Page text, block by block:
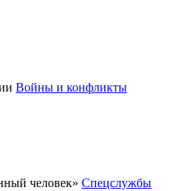
Войны и конфликты
Спецслужбы